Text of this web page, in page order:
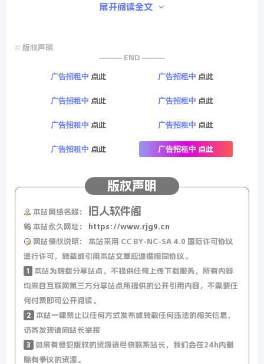
10、联合国：H5N1禽流感的迅速传播已达前所未有规模，
超1000万新增艾滋病感染病例；
11、美媒：哈佛大学宣布决定为所有家庭年收入20万美元或
12、美媒：民调显示94%德国人不会买特斯拉，马斯克争议
言行成重要原因；美国滞留9个月宇航员启程回地球；
侄曾称CIA参与谋杀；特朗普宣称将立即授权用“优质清洁
的”煤炭生产能源；
14、外媒：特朗普与普京通电话，讨论俄美关系正常化、乌
克兰问题等；美国将退出起诉调查俄侵略乌罪行；
15、外媒：以军18日袭击加沙地带，已致至少412人死亡，
另有500多人受伤，死者中有超过100名儿童，白宫称以方征
求过美国的意见；
【微语】每一次的坎坷都是前行路上的一个转弯，不是终
展开阅读全文
© 版权声明
——— END ———
广告招租中 点此 广告招租中 点此
广告招租中 点此 广告招租中 点此
广告招租中 点此 广告招租中 点此
广告招租中 点此 广告招租中 点此
版权声明
本站网络名称： 旧人软件阁
本站永久网址：
https://www.rjg9.cn
网站侵权说明：
本站采用 CC BY-NC-SA 4.0 国际许可协议
进行许可，转载或引用本站文章应遵循相同协议。
1
本站为转载分享站点，不提供任何上传下载服务，所有内容
均来自互联网第三方分享站点所提供的公开引用内容，不需要任
何付费即可公开阅读。
2
本站一律禁止以任何方式发布或转载任何违法的相关信息，
访客发现请向站长举报
3
如果有侵犯版权的资源请尽快联系站长，我们会在24h内删
除有争议的资源。